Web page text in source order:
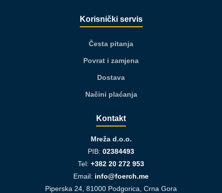
Korisnički servis
Česta pitanja
Povrat i zamjena
Dostava
Načini plaćanja
Kontakt
Mreža d.o.o.
PIB: 02384493
Tel: +382 20 272 953
Email: info@foerch.me
Piperska 24, 81000 Podgorica, Crna Gora